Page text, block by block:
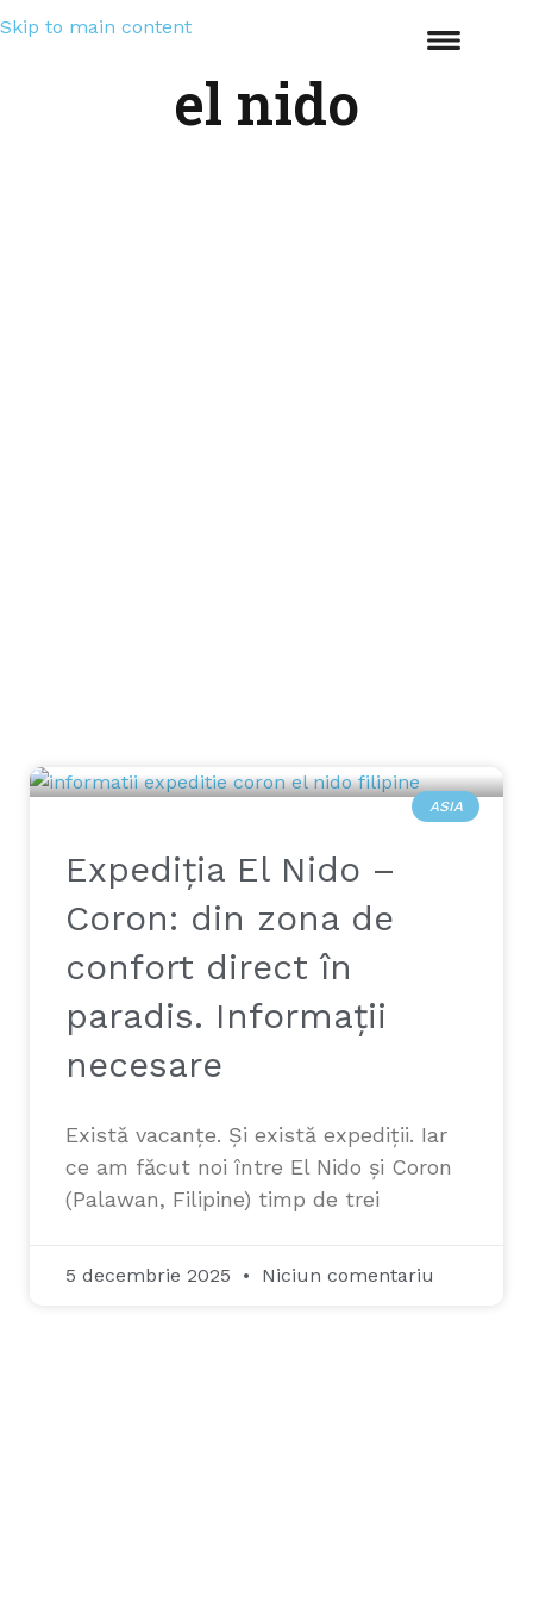
Skip to main content
el nido
ASIA
Expediția El Nido –
Coron: din zona de
confort direct în
paradis. Informații
necesare
Există vacanțe. Și există expediții. Iar
ce am făcut noi între El Nido și Coron
(Palawan, Filipine) timp de trei
5 decembrie 2025 Niciun comentariu